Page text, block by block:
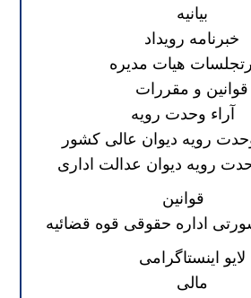
بیانیه
خبرنامه رویداد
هیات مدیره
قوانین و مقررات
آراء وحدت رویه
وحدت رویه دیوان عالی کشور
رویه دیوان عدالت اداری
قوانین
اداره حقوقی قوه قضائیه
لایو اینستاگرامی
مالی